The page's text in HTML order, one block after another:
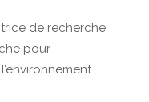
de recherche
pour